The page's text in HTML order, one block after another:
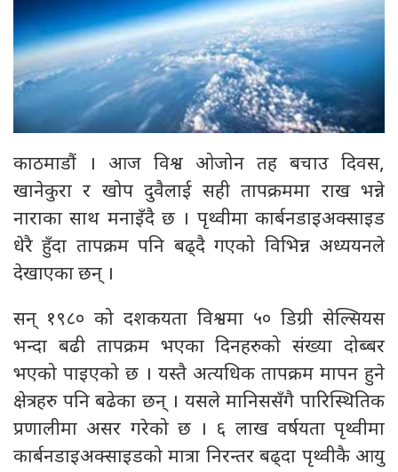
काठमाडौं । आज विश्व ओजोन तह बचाउ दिवस,
खानेकुरा र खोप दुवैलाई सही तापक्रममा राख भन्ने
नाराका साथ मनाइँदै छ । पृथ्वीमा कार्बनडाइअक्साइड
धेरै हुँदा तापक्रम पनि बढ्दै गएको विभिन्न अध्ययनले
देखाएका छन् ।
सन् १९८० को दशकयता विश्वमा ५० डिग्री सेल्सियस
भन्दा बढी तापक्रम भएका दिनहरुको संख्या दोब्बर
भएको पाइएको छ । यस्तै अत्यधिक तापक्रम मापन हुने
क्षेत्रहरु पनि बढेका छन् । यसले मानिससँगै पारिस्थितिक
प्रणालीमा असर गरेको छ । ६ लाख वर्षयता पृथ्वीमा
कार्बनडाइअक्साइडको मात्रा निरन्तर बढ्दा पृथ्वीकै आयु